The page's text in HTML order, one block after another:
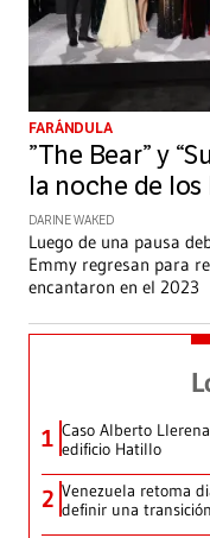
FARÁNDULA
”The Bear” y
la noche de los
DARINE WAKED
Luego de una pausa
Emmy regresan para
encantaron en el 2023
1 Caso Alberto
edificio Hatillo
2 Venezuela retoma
definir una